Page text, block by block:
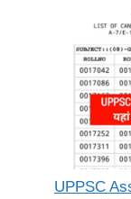
UPPSC